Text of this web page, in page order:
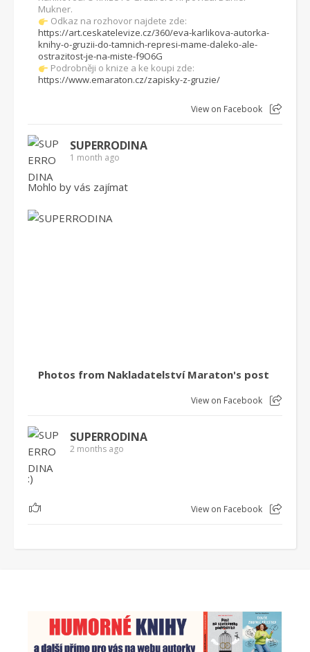
Mukner.
Odkaz na rozhovor najdete zde:
https://art.ceskatelevize.cz/360/eva-karlikova-autorka-
knihy-o-gruzii-do-tamnich-represi-mame-daleko-ale-
ostrazitost-je-na-miste-f9O6G
Podrobněji o knize a ke koupi zde:
https://www.emaraton.cz/zapisky-z-gruzie/
View on Facebook
SUPERRODINA
1 month ago
Mohlo by vás zajímat
Photos from Nakladatelství Maraton's post
View on Facebook
SUPERRODINA
2 months ago
:)
1 View on Facebook